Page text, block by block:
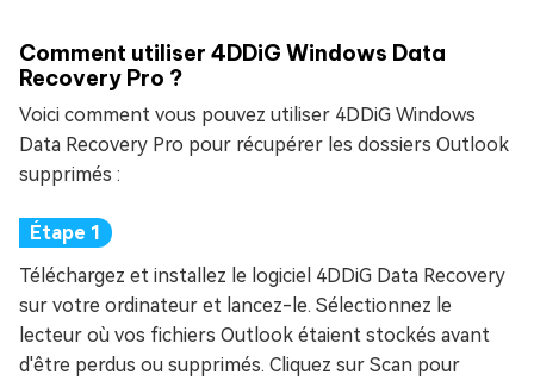
Comment utiliser 4DDiG Windows Data
Recovery Pro ?
Voici comment vous pouvez utiliser 4DDiG Windows
Data Recovery Pro pour récupérer les dossiers Outlook
supprimés :
Téléchargez et installez le logiciel 4DDiG Data Recovery
sur votre ordinateur et lancez-le. Sélectionnez le
lecteur où vos fichiers Outlook étaient stockés avant
d'être perdus ou supprimés. Cliquez sur Scan pour